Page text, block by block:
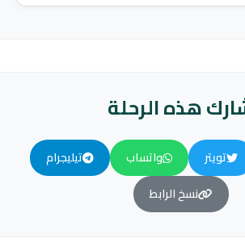
هذه الرحلة
تويتر واتساب
تيليجرام
نسخ الرابط